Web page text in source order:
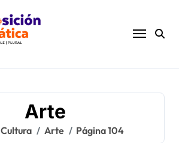
Arte
Cultura Arte Página 104